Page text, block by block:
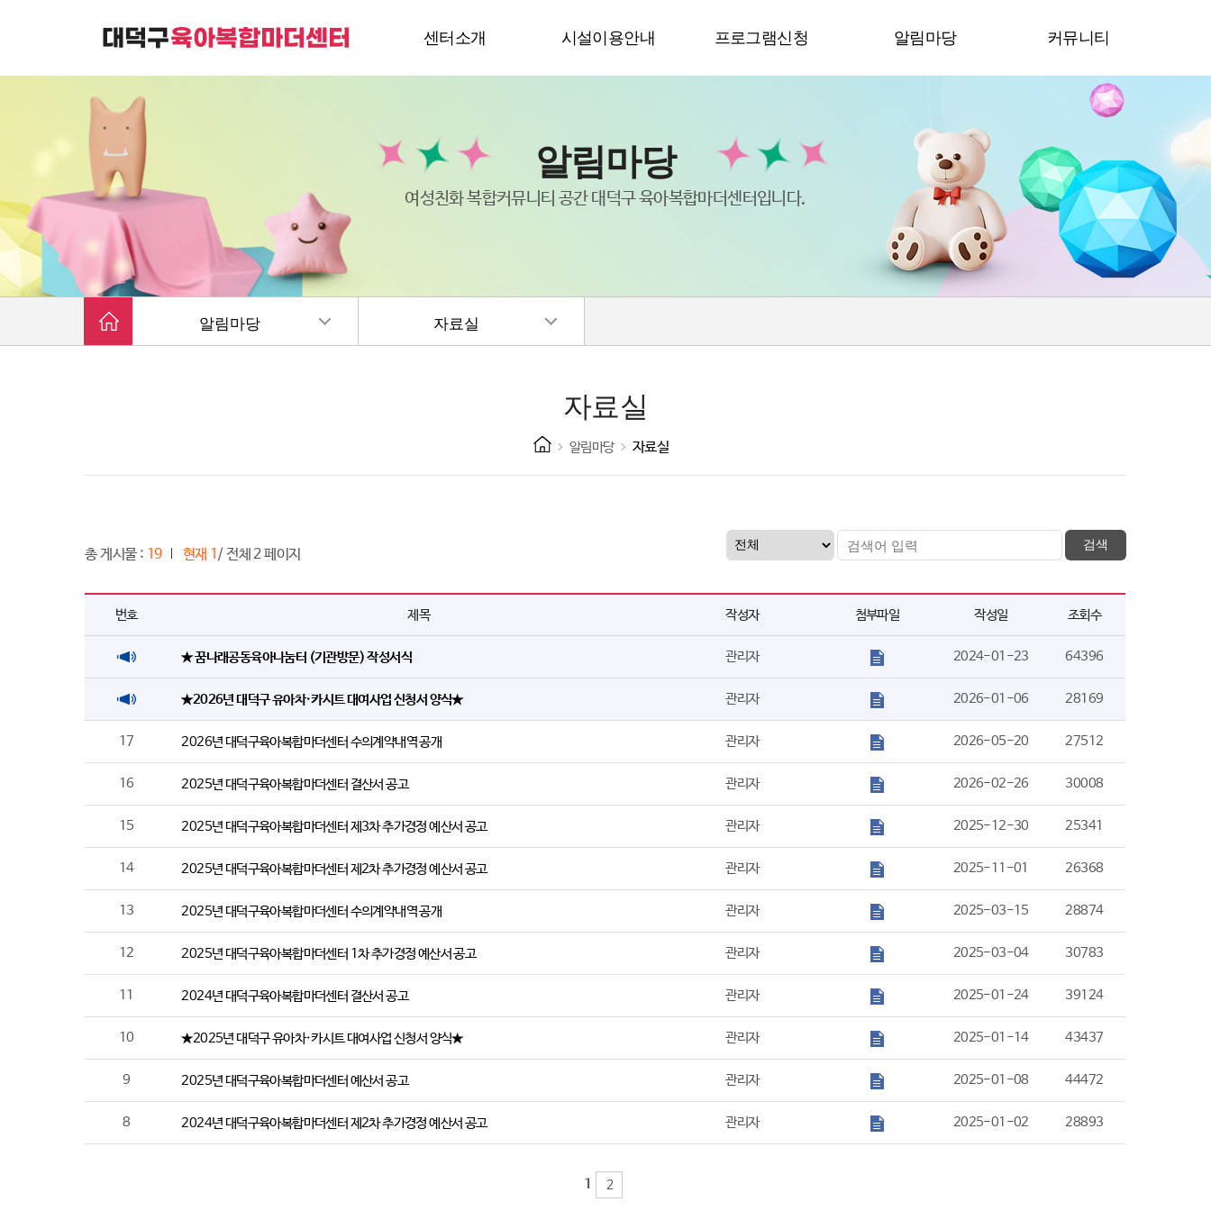
센터소개
대덕구육아복합마더센터는
가족친화 복합커뮤니티 공간입니다.
시설이용안내 프로그램신청 알림마당 커뮤니티
알림마당
여성친화 복합커뮤니티 공간 대덕구 육아복합마더센터입니다.
알림마당 자료실
자료실
알림마당 자료실
총 게시물 : 19 현재 1/ 전체 2 페이지
번호 제목 작성자 첨부파일 작성일 조회수
★ 꿈나래공동육아나눔터 (기관방문) 작성서식 관리자 2024-01-23 64396
★2026년 대덕구 유아차·카시트 대여사업 신청서 양식★ 관리자 2026-01-06 28169
17 2026년 대덕구육아복합마더센터 수의계약내역 공개 관리자 2026-05-20 27512
16 2025년 대덕구육아복합마더센터 결산서 공고 관리자 2026-02-26 30008
15 2025년 대덕구육아복합마더센터 제3차 추가경정 예산서 공고 관리자 2025-12-30 25341
14 2025년 대덕구육아복합마더센터 제2차 추가경정 예산서 공고 관리자 2025-11-01 26368
13 2025년 대덕구육아복합마더센터 수의계약내역 공개 관리자 2025-03-15 28874
12 2025년 대덕구육아복합마더센터 1차 추가경정 예산서 공고 관리자 2025-03-04 30783
11 2024년 대덕구육아복합마더센터 결산서 공고 관리자 2025-01-24 39124
10 ★2025년 대덕구 유아차·카시트 대여사업 신청서 양식★ 관리자 2025-01-14 43437
9 2025년 대덕구육아복합마더센터 예산서 공고 관리자 2025-01-08 44472
8 2024년 대덕구육아복합마더센터 제2차 추가경정 예산서 공고 관리자 2025-01-02 28893
1 2